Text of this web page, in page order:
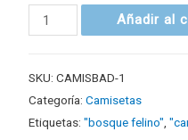
Añadir al
SKU:CAMISBAD-1
Categoría:Camisetas
Etiquetas:"bosque felino" ,